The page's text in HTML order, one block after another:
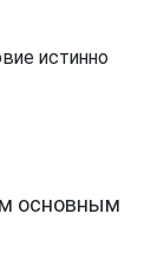
истинно
основным